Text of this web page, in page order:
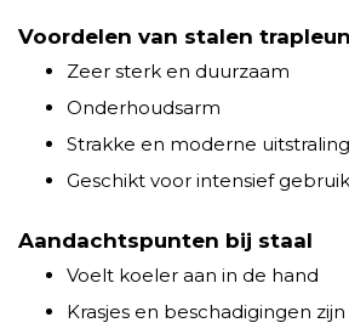
Voordelen van stalen
Zeer sterk en duurzaam
Onderhoudsarm
Strakke en moderne uitstraling
Geschikt voor intensief gebruik
Aandachtspunten bij staal
Voelt koeler aan in de hand
Krasjes en beschadigingen